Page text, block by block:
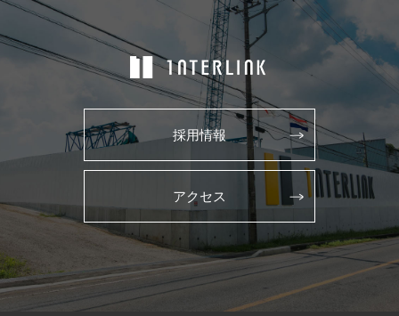
採用情報
アクセス